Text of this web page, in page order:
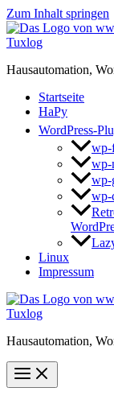
Zum Inhalt springen
Tuxlog
Hausautomation,
Startseite
HaPy
WordPress-
wp-
wp-
wp-
wp-
Linux
Impressum
Tuxlog
Hausautomation,